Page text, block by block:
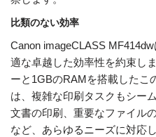
比類のない効率
Canon imageCLASS
適な卓越した効率性を約束し
ーと1GBのRAMを搭載したこ
は、複雑な印刷タスクもシー
文書の印刷、重要なファイル
など、あらゆるニーズに対応し